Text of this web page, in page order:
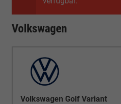
Volkswagen
Volkswagen Golf Variant